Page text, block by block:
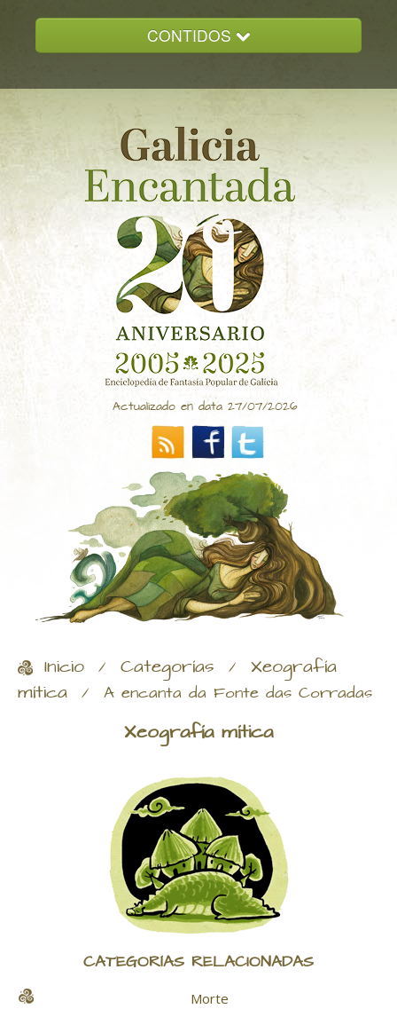
CONTIDOS
GALICIA ENCANTADA
DOCUMENTACION
NOVAS
CONTACTO
Actualizado en data 27/07/2026
Inicio / Categorías / Xeografía
mítica / A encanta da Fonte das Corradas
Xeografía mítica
CATEGORÍAS RELACIONADAS
Morte